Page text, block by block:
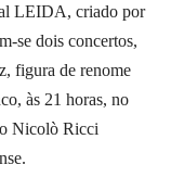
LEIDA, criado por
se dois concertos,
figura de renome
às 21 horas, no
Nicolò Ricci